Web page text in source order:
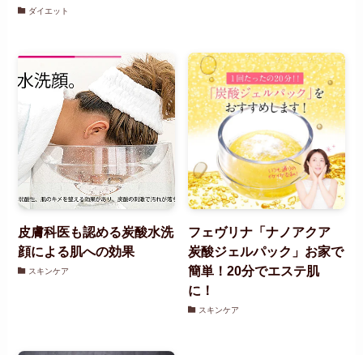
ダイエット
皮膚科医も認める炭酸水洗
顔による肌への効果
スキンケア
フェヴリナ「ナノアクア
炭酸ジェルパック」お家で
簡単！20分でエステ肌
に！
スキンケア